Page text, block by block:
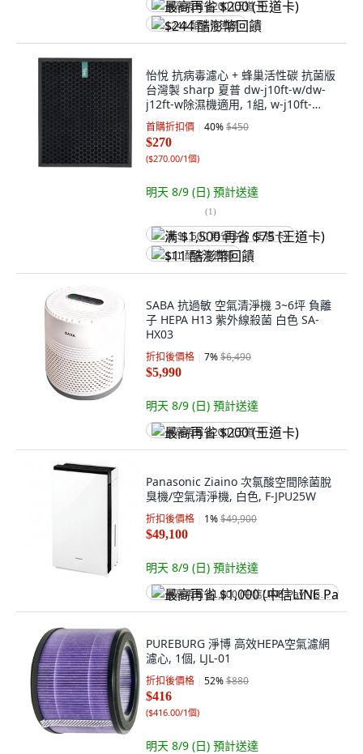
最高再省 $200 (王道卡)
$244 酷澎幣回饋
怡悅 抗病毒濾心 + 蜂巢活性碳 抗菌版
台灣製 sharp 夏普 dw-j10ft-w/dw-
j12ft-w除濕機適用, 1組, w-j10ft-
w/dw-j12ft-w
首購折扣價 40%$450
$270
($270.00/1個)
明天 8/9 (日) 預計送達
(1)
满 $1,500 再省 $75 (王道卡)
$11 酷澎幣回饋
SABA 抗過敏 空氣清淨機 3~6坪 負離
子 HEPA H13 紫外線殺菌 白色 SA-
HX03
折扣後價格 7%$6,490
$5,990
明天 8/9 (日) 預計送達
最高再省 $200 (王道卡)
Panasonic Ziaino 次氯酸空間除菌脫
臭機/空氣清淨機, 白色, F-JPU25W
折扣後價格 1%$49,900
$49,100
明天 8/9 (日) 預計送達
最高再省 $1,000 (中信LINE Pay Visa卡)
PUREBURG 淨博 高效HEPA空氣濾網
濾心, 1個, LJL-01
折扣後價格 52%$880
$416
($416.00/1個)
明天 8/9 (日) 預計送達